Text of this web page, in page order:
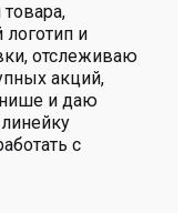
и
отслеживаю
акций,
нише и даю
с